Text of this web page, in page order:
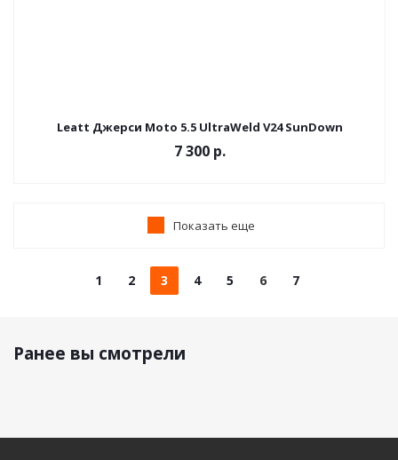
Leatt Джерси Moto 5.5 UltraWeld V24 SunDown
7 300 р.
Показать еще
1 2 3 4 5 6 7
Ранее вы смотрели